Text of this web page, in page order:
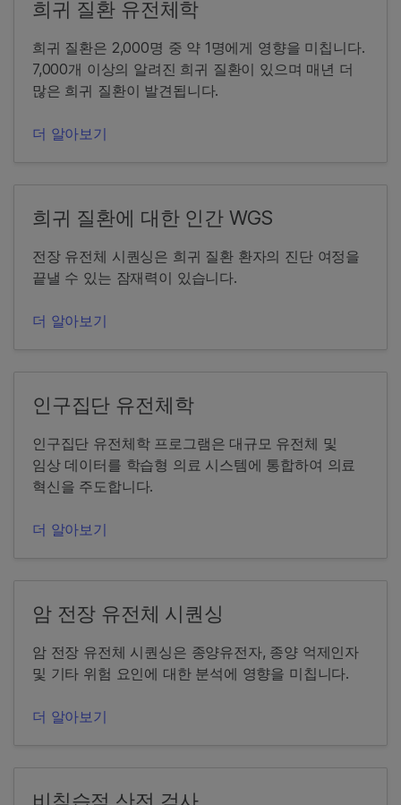
희귀 질환 유전체학
희귀 질환은 2,000명 중 약 1명에게 영향을 미칩니다.
7,000개 이상의 알려진 희귀 질환이 있으며 매년 더
많은 희귀 질환이 발견됩니다.
더 알아보기
희귀 질환에 대한 인간 WGS
전장 유전체 시퀀싱은 희귀 질환 환자의 진단 여정을
끝낼 수 있는 잠재력이 있습니다.
더 알아보기
인구집단 유전체학
인구집단 유전체학 프로그램은 대규모 유전체 및
임상 데이터를 학습형 의료 시스템에 통합하여 의료
혁신을 주도합니다.
더 알아보기
암 전장 유전체 시퀀싱
암 전장 유전체 시퀀싱은 종양유전자, 종양 억제인자
및 기타 위험 요인에 대한 분석에 영향을 미칩니다.
더 알아보기